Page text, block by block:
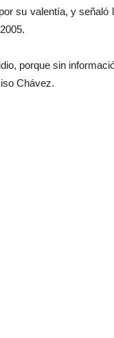
su valentía, y señaló
porque sin
Chávez.